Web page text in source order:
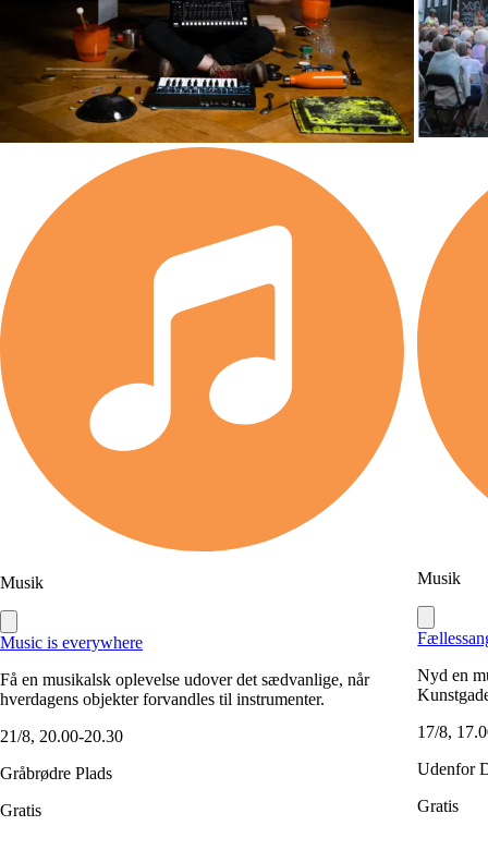
Musik
Music is everywhere
Få en musikalsk oplevelse udover det sædvanlige, når
hverdagens objekter forvandles til instrumenter.
21/8, 20.00-20.30
Gråbrødre Plads
Gratis
Musik
Nyd en
17/8,
Udenfor
Gratis